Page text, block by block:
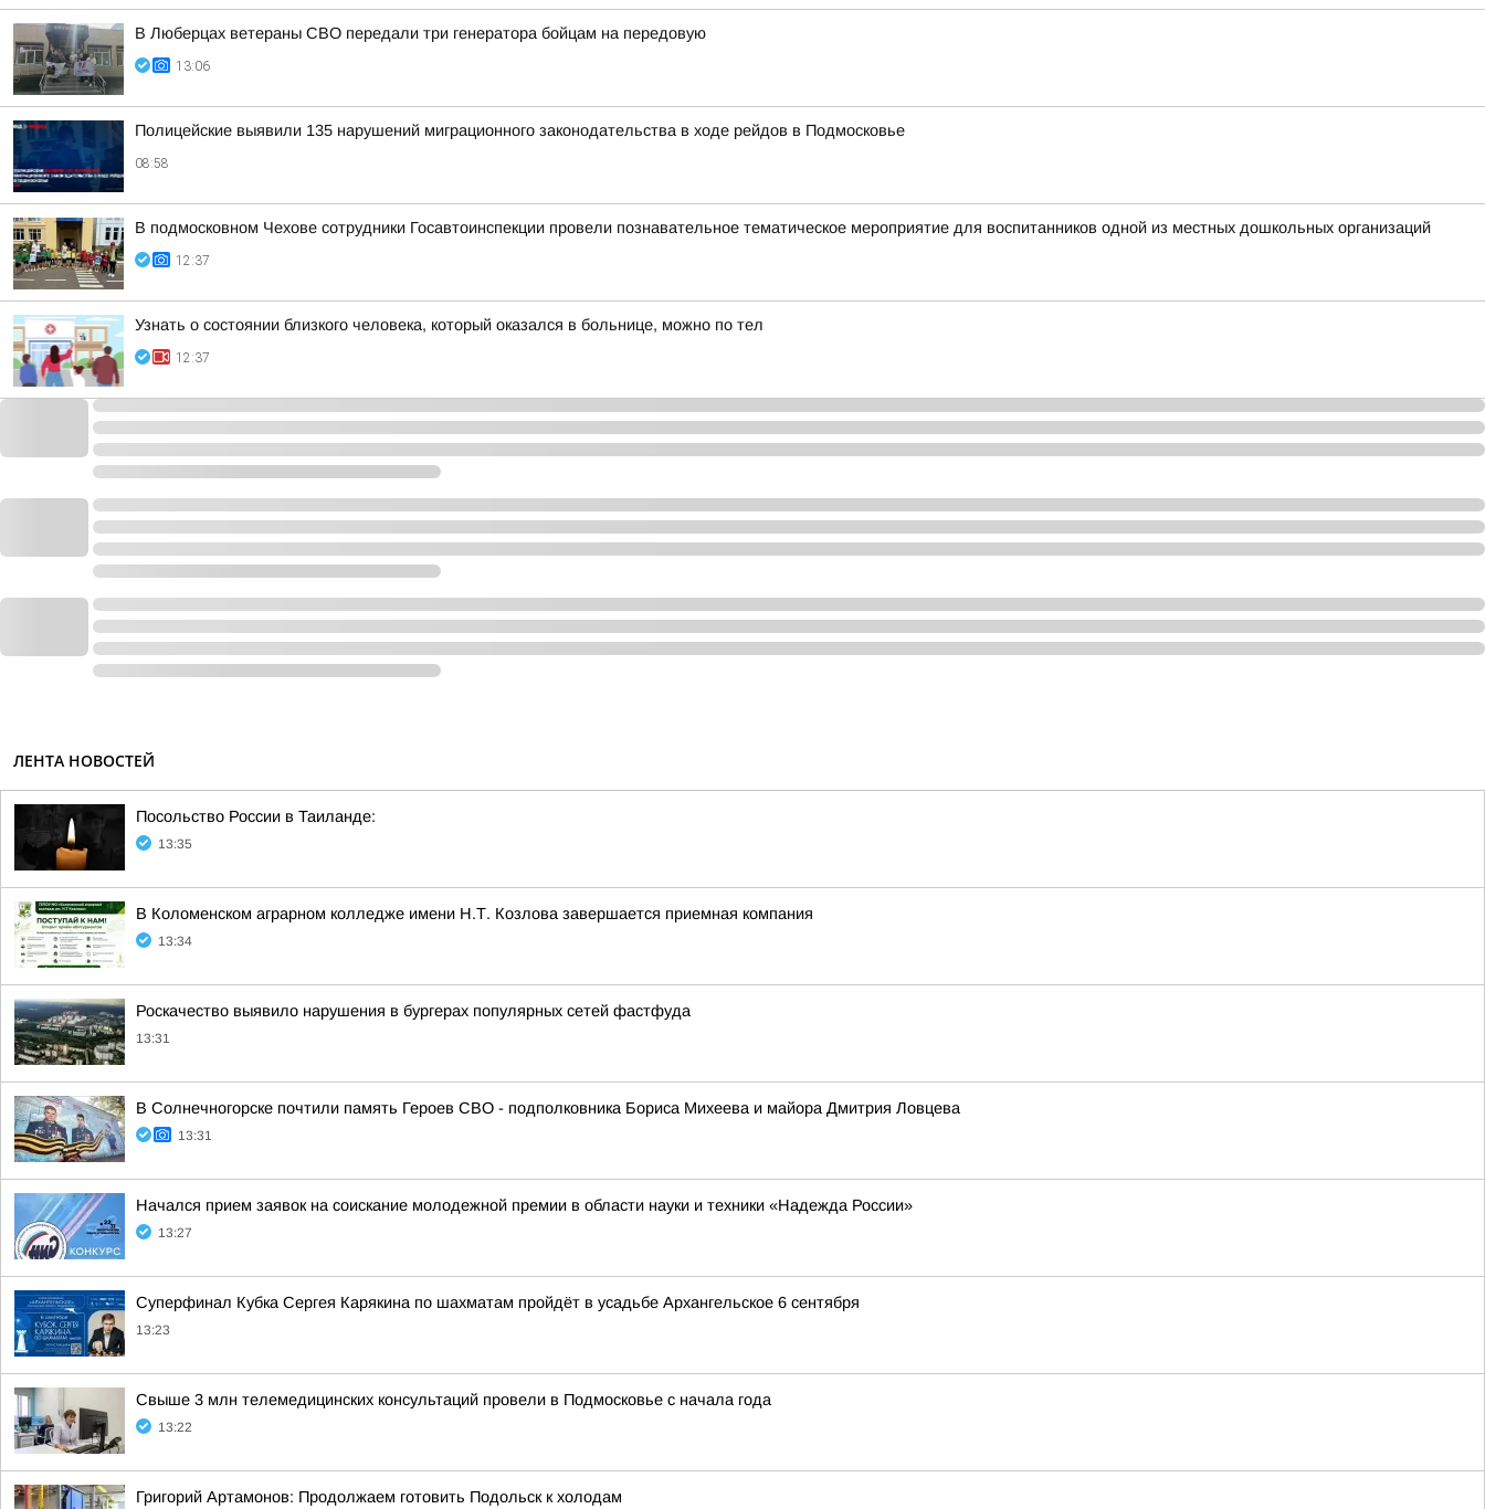
В Люберцах ветераны СВО передали три генератора бойцам на передовую
13:06
Полицейские выявили 135 нарушений миграционного законодательства в ходе рейдов в Подмосковье
08:58
В подмосковном Чехове сотрудники Госавтоинспекции провели познавательное тематическое мероприятие для воспитанников одной из местных дошкольных организаций
12:37
Узнать о состоянии близкого человека, который оказался в больнице, можно по тел
12:37
ЛЕНТА НОВОСТЕЙ
Посольство России в Таиланде:
13:35
В Коломенском аграрном колледже имени Н.Т. Козлова завершается приемная компания
13:34
Роскачество выявило нарушения в бургерах популярных сетей фастфуда
13:31
В Солнечногорске почтили память Героев СВО - подполковника Бориса Михеева и майора Дмитрия Ловцева
13:31
Начался прием заявок на соискание молодежной премии в области науки и техники «Надежда России»
13:27
Суперфинал Кубка Сергея Карякина по шахматам пройдёт в усадьбе Архангельское 6 сентября
13:23
Свыше 3 млн телемедицинских консультаций провели в Подмосковье с начала года
13:22
Григорий Артамонов: Продолжаем готовить Подольск к холодам